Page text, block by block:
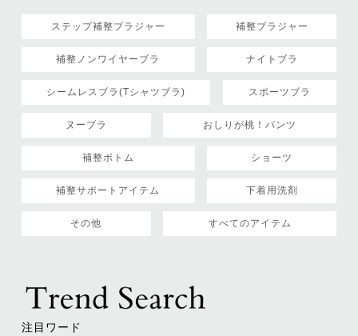
ステップ補整ブラジャー 補整ブラジャー
補整ノンワイヤーブラ ナイトブラ
シームレスブラ(Tシャツブラ) スポーツブラ
ヌーブラ おしりが桃！パンツ
補整ボトム ショーツ
補整サポートアイテム 下着用洗剤
その他 すべてのアイテム
注目ワード